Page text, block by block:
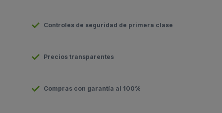
Controles de seguridad de primera clase
Precios transparentes
Compras con garantía al 100%